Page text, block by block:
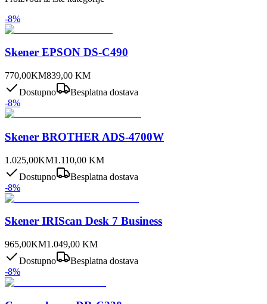
-8%
Skener EPSON DS-C490
770,00KM839,00 KM
Dostupno
Besplatna dostava
-8%
Skener BROTHER ADS-4700W
1.025,00KM1.110,00 KM
Dostupno
Besplatna dostava
-8%
Skener IRIScan Desk 7 Business
965,00KM1.049,00 KM
Dostupno
Besplatna dostava
-8%